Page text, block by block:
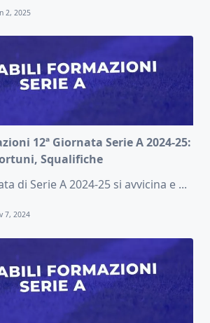
2, 2025
12ª Giornata Serie A 2024-25:
Squalifiche
di Serie A 2024-25 si avvicina e ...
7, 2024